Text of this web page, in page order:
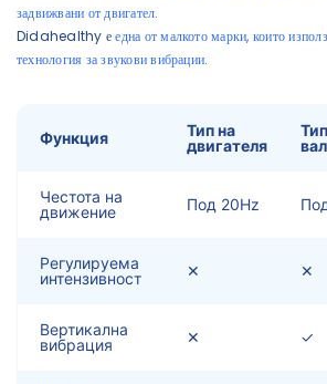
задвижвани от двигател.
Didahealthy еедна от малкото марки, които
технология за звукови вибрации.
Функция
Тип на
двигателя
вал
Честота на
движение
Под 20Hz
Регулируема
интензивност
✕ ✕
Вертикална
вибрация
✕ ✓